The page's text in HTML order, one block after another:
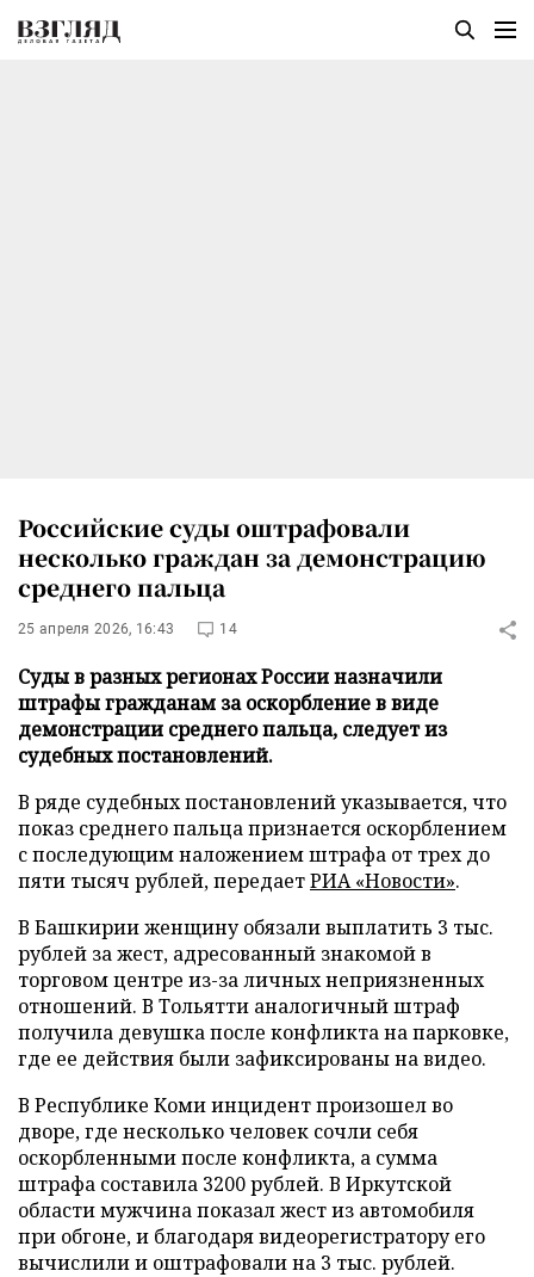
Российские суды оштрафовали
несколько граждан за демонстрацию
среднего пальца
25 апреля 2026, 16:43 14
Суды в разных регионах России назначили
штрафы гражданам за оскорбление в виде
демонстрации среднего пальца, следует из
судебных постановлений.
В ряде судебных постановлений указывается, что
показ среднего пальца признается оскорблением
с последующим наложением штрафа от трех до
пяти тысяч рублей, передаетРИА «Новости».
В Башкирии женщину обязали выплатить 3 тыс.
рублей за жест, адресованный знакомой в
торговом центре из-за личных неприязненных
отношений. В Тольятти аналогичный штраф
получила девушка после конфликта на парковке,
где ее действия были зафиксированы на видео.
В Республике Коми инцидент произошел во
дворе, где несколько человек сочли себя
оскорбленными после конфликта, а сумма
штрафа составила 3200 рублей. В Иркутской
области мужчина показал жест из автомобиля
при обгоне, и благодаря видеорегистратору его
вычислили и оштрафовали на 3 тыс. рублей.